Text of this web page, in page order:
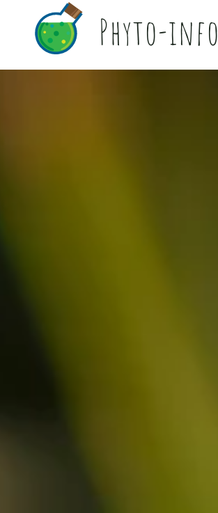
Phyto-info